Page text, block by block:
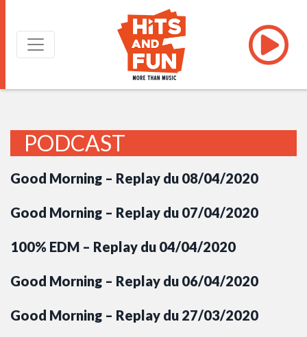
PODCAST
Good Morning – Replay du 08/04/2020
Good Morning – Replay du 07/04/2020
100% EDM – Replay du 04/04/2020
Good Morning – Replay du 06/04/2020
Good Morning – Replay du 27/03/2020